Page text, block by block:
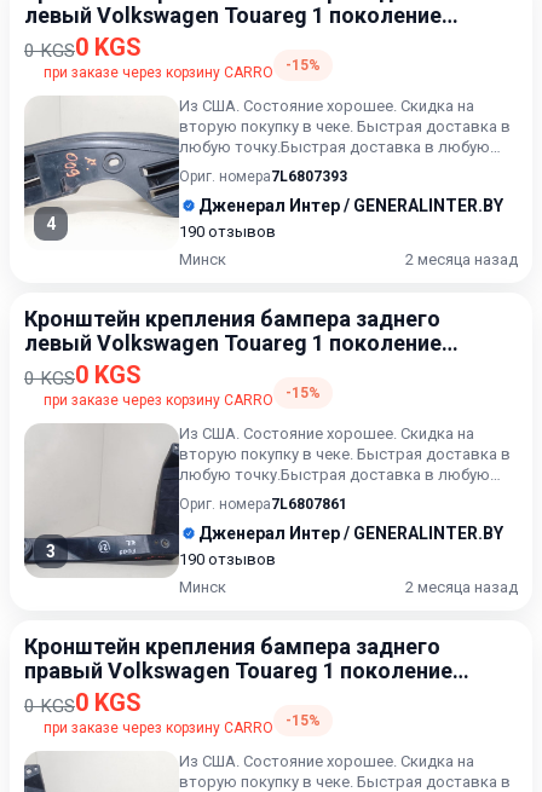
левый Volkswagen Touareg 1 поколение
[рестайлинг] 2006-2010
0 KGS0 KGS
при заказе через корзину CARRO -15%
4
Из США. Состояние хорошее. Скидка на
вторую покупку в чеке. Быстрая доставка в
любую точку.Быстрая доставка в любую
точку. Возможность расче...
Ориг. номера7L6807393
Дженерал Интер / GENERALINTER.BY
190 отзывов
Минск
2 месяца назад
Кронштейн крепления бампера заднего
левый Volkswagen Touareg 1 поколение
[рестайлинг] 2006-2010
0 KGS0 KGS
при заказе через корзину CARRO -15%
3
Из США. Состояние хорошее. Скидка на
вторую покупку в чеке. Быстрая доставка в
любую точку.Быстрая доставка в любую
точку. Возможность расче...
Ориг. номера7L6807861
Дженерал Интер / GENERALINTER.BY
190 отзывов
Минск
2 месяца назад
Кронштейн крепления бампера заднего
правый Volkswagen Touareg 1 поколение
[рестайлинг] 2006-2010
0 KGS0 KGS
при заказе через корзину CARRO -15%
Из США. Состояние хорошее. Скидка на
вторую покупку в чеке. Быстрая доставка в